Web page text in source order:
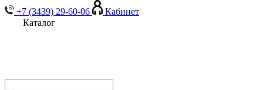
+7 (3439) 29-60-06
Кабинет
Каталог